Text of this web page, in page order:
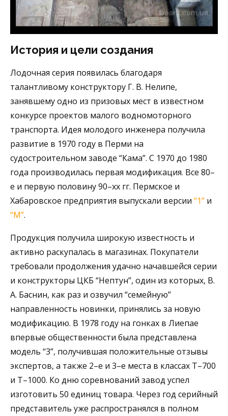
История и цели создания
Лодочная серия появилась благодаря
талантливому конструктору Г. В. Нелипе,
занявшему одно из призовых мест в известном
конкурсе проектов малого водномоторного
транспорта. Идея молодого инженера получила
развитие в 1970 году в Перми на
судостроительном заводе “Кама”. С 1970 до 1980
года производилась первая модификация. Все 80–
е и первую половину 90–хх гг. Пермское и
Хабаровское предприятия выпускали версии “1” и
“М”.
Продукция получила широкую известность и
активно раскупалась в магазинах. Покупатели
требовали продолжения удачно начавшейся серии
и конструкторы ЦКБ “Нептун”, один из которых, В.
А. Баснин, как раз и озвучил “семейную”
направленность новинки, принялись за новую
модификацию. В 1978 году на гонках в Лиепае
впервые общественности была представлена
модель “3”, получившая положительные отзывы
экспертов, а также 2–е и 3–е места в классах Т–700
и Т–1000. Ко дню соревнований завод успел
изготовить 50 единиц товара. Через год серийный
представитель уже распространялся в полном